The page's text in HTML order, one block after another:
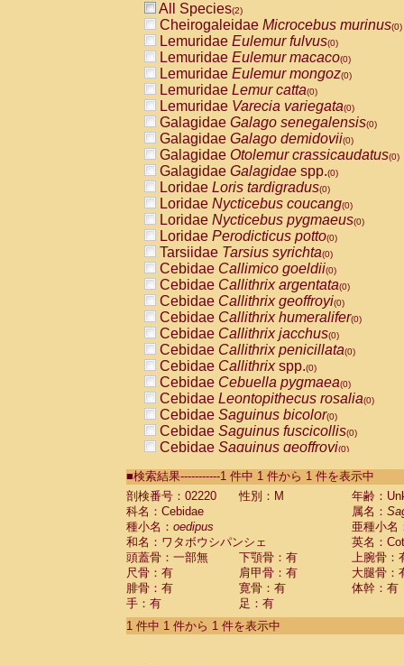
All Species(2)
Cheirogaleidae Microcebus murinus(0)
Lemuridae Eulemur fulvus(0)
Lemuridae Eulemur macaco(0)
Lemuridae Eulemur mongoz(0)
Lemuridae Lemur catta(0)
Lemuridae Varecia variegata(0)
Galagidae Galago senegalensis(0)
Galagidae Galago demidovii(0)
Galagidae Otolemur crassicaudatus(0)
Galagidae Galagidae spp.(0)
Loridae Loris tardigradus(0)
Loridae Nycticebus coucang(0)
Loridae Nycticebus pygmaeus(0)
Loridae Perodicticus potto(0)
Tarsiidae Tarsius syrichta(0)
Cebidae Callimico goeldii(0)
Cebidae Callithrix argentata(0)
Cebidae Callithrix geoffroyi(0)
Cebidae Callithrix humeralifer(0)
Cebidae Callithrix jacchus(0)
Cebidae Callithrix penicillata(0)
Cebidae Callithrixspp.(0)
Cebidae Cebuella pygmaea(0)
Cebidae Leontopithecus rosalia(0)
Cebidae Saguinus bicolor(0)
Cebidae Saguinus fuscicollis(0)
Cebidae Saguinus geoffroyi(0)
CebidaeSaguinus labiatus(0)
Cebidae Saguinus leucopus (0)
Cebidae
Cebidae
CebidaeSaguinus nigricollis (1)
Cebidae Saguinus oedipus
Cebidae Saguinus weddelli
Cebidae Saguinusspp.
Cebidae Aotus trivirgatus
Cebidae Cebus albifrons
■検索結果-----------1 件中 1 件から 1 件を表示中
剖検番号：02220
性別：M
年齢：
科名：Cebidae
属名：
種小名： oedipus
亜種小名
和名：ワタボウシパンシェ
英名：
頭蓋骨：一部無
下顎骨：有
上腕骨：
尺骨：有
肩甲骨：有
大腿骨：
腓骨：有
寛骨：有
体幹：有
手：有
足：有
1 件中 1 件から 1 件を表示中